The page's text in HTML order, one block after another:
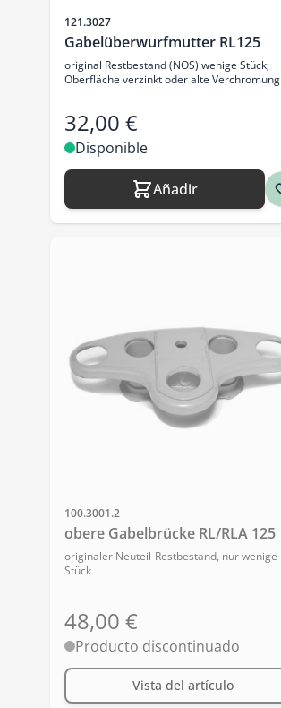
SKU
121.3027
Gabelüberwurfmutter RL125
original Restbestand (NOS) wenige Stück;
Oberfläche verzinkt oder alte Verchromung
32,00 €
Disponible
Añadir
SKU
100.3001.2
obere Gabelbrücke RL/RLA 125
originaler Neuteil-Restbestand, nur wenige
Stück
48,00 €
Producto discontinuado
Vista del artículo